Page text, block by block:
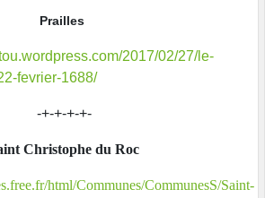
Prailles
2017/02/27/le-
fevrier-1688/
-+-+-+-+-
Christophe du Roc
html/Communes/CommunesS/Saint-